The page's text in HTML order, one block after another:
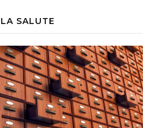
SALUTE